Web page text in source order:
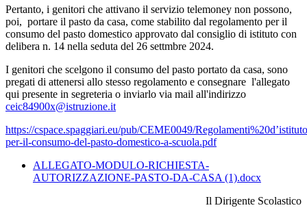
Pertanto, i genitori che attivano il servizio telemoney non possono,
poi, portare il pasto da casa, come stabilito dal regolamento per il
consumo del pasto domestico approvato dal consiglio di istituto con
delibera n. 14 nella seduta del 26 settmbre 2024.
I genitori che scelgono il consumo del pasto portato da casa, sono
pregati di attenersi allo stesso regolamento e consegnare l'allegato
qui presente in segreteria o inviarlo via mail all'indirizzo
ceic84900x@istruzione.it
https://cspace.spaggiari.eu/pub/CEME0049/
per-il-consumo-del-pasto-domestico-a-scuola.pdf
ALLEGATO-MODULO-RICHIESTA-
AUTORIZZAZIONE-PASTO-DA-CASA (1).docx
Il Dirigente Scolastico